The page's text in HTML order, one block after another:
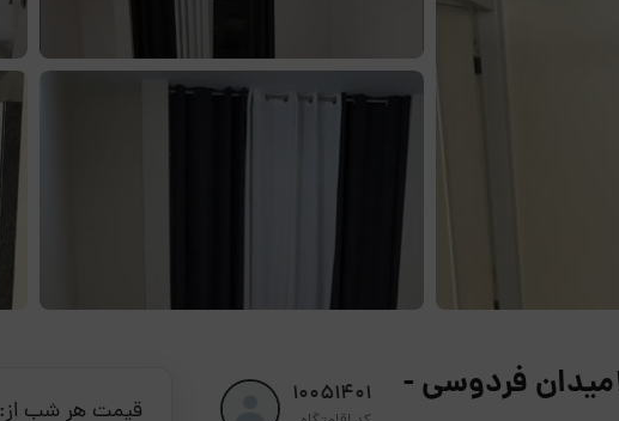
اجاره روزانه آپارتمان دو خواب خیر الهی 1میدان فردوسی - 10051401
قیمت هر شب از: